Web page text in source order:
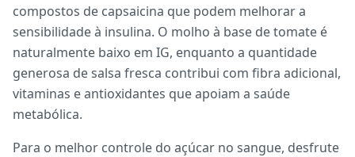
compostos de capsaicina que podem melhorar a
sensibilidade à insulina. O molho à base de tomate é
naturalmente baixo em IG, enquanto a quantidade
generosa de salsa fresca contribui com fibra adicional,
vitaminas e antioxidantes que apoiam a saúde
metabólica.
Para o melhor controle do açúcar no sangue, desfrute